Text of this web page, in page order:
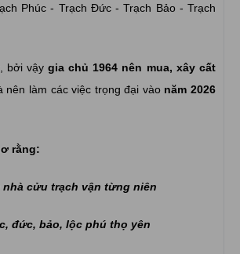
Phúc - Trạch Đức - Trạch Bảo - Trạch
, bởi vậy gia chủ 1964 nên mua, xây cất
nên làm các việc trọng đại vào năm 2026
rằng:
nhà cửu trạch vận từng niên
đức, bảo, lộc phú thọ yên